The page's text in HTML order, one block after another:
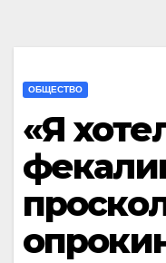
ОБЩЕСТВО
«Я